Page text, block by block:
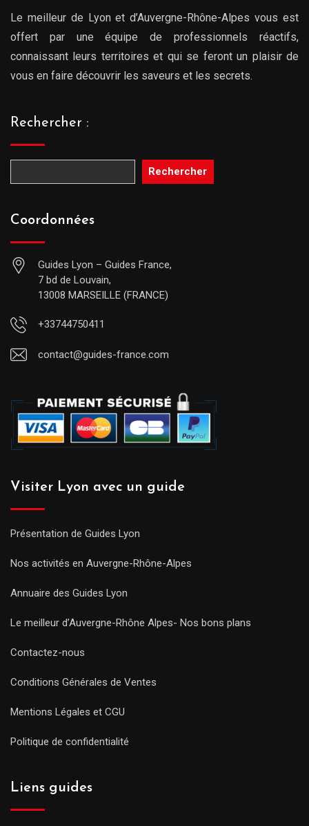
Le meilleur de Lyon et d’Auvergne-Rhône-Alpes vous est
offert par une équipe de professionnels réactifs,
connaissant leurs territoires et qui se feront un plaisir de
vous en faire découvrir les saveurs et les secrets.
Rechercher :
Rechercher
Coordonnées
Guides Lyon – Guides France,
7 bd de Louvain,
13008 MARSEILLE (FRANCE)
+33744750411
contact@guides-france.com
Visiter Lyon avec un guide
Présentation de Guides Lyon
Nos activités en Auvergne-Rhône-Alpes
Annuaire des Guides Lyon
Le meilleur d’Auvergne-Rhône Alpes- Nos bons plans
Contactez-nous
Conditions Générales de Ventes
Mentions Légales et CGU
Politique de confidentialité
Liens guides